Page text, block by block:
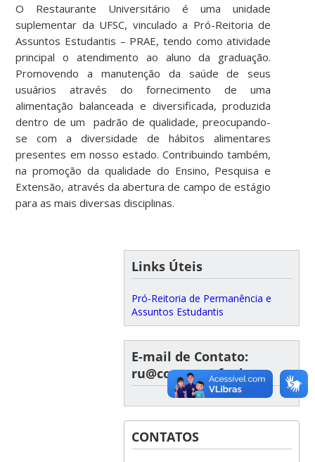
O Restaurante Universitário é uma unidade
suplementar da UFSC, vinculado a Pró-Reitoria de
Assuntos Estudantis – PRAE, tendo como atividade
principal o atendimento ao aluno da graduação.
Promovendo a manutenção da saúde de seus
usuários através do fornecimento de uma
alimentação balanceada e diversificada, produzida
dentro de um padrão de qualidade, preocupando-
se com a diversidade de hábitos alimentares
presentes em nosso estado. Contribuindo também,
na promoção da qualidade do Ensino, Pesquisa e
Extensão, através da abertura de campo de estágio
para as mais diversas disciplinas.
Links Úteis
Pró-Reitoria de Permanência e
Assuntos Estudantis
E-mail de Contato:
ru@contato.ufsc.br
CONTATOS